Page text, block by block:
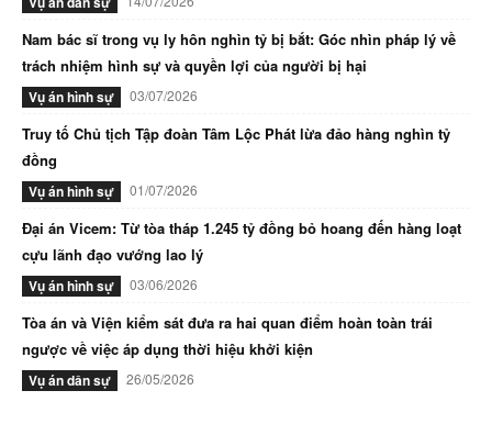
Nam bác sĩ trong vụ ly hôn nghìn tỷ bị bắt: Góc nhìn pháp lý về
trách nhiệm hình sự và quyền lợi của người bị hại
Vụ án hình sự 03/07/2026
Truy tố Chủ tịch Tập đoàn Tâm Lộc Phát lừa đảo hàng nghìn tỷ
đồng
Vụ án hình sự 01/07/2026
Đại án Vicem: Từ tòa tháp 1.245 tỷ đồng bỏ hoang đến hàng loạt
cựu lãnh đạo vướng lao lý
Vụ án hình sự 03/06/2026
Tòa án và Viện kiểm sát đưa ra hai quan điểm hoàn toàn trái
ngược về việc áp dụng thời hiệu khởi kiện
Vụ án dân sự 26/05/2026